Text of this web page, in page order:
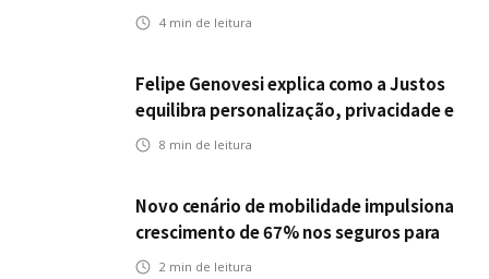
Icatu Seguros eleva capital segurado
4 min de leitura
Felipe Genovesi explica como a Justos
equilibra personalização, privacidade e
tecnologia
8 min de leitura
Novo cenário de mobilidade impulsiona
crescimento de 67% nos seguros para
veículos elétricos da Bradesco Seguros
2 min de leitura